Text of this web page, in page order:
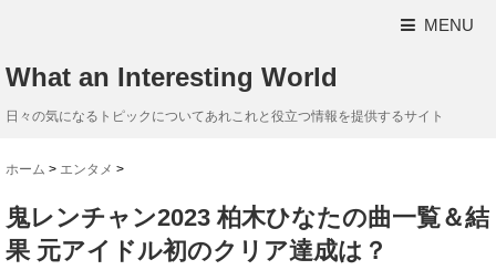
MENU
What an Interesting World
日々の気になるトピックについてあれこれと役立つ情報を提供するサイト
ホーム > エンタメ >
鬼レンチャン2023 柏木ひなたの曲一覧＆結
果 元アイドル初のクリア達成は？